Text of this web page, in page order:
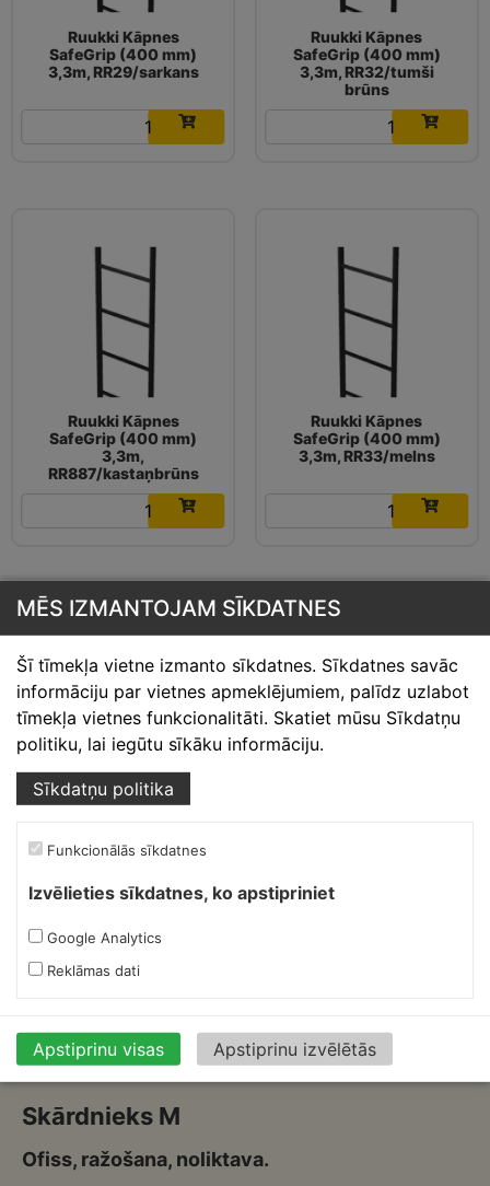
Ruukki Kāpnes
SafeGrip (400 mm)
3,3m, RR29/sarkans
99.64€
Ruukki Kāpnes
SafeGrip (400 mm)
3,3m, RR32/tumši
brūns
99.64€
Ruukki Kāpnes
SafeGrip (400 mm)
3,3m,
RR887/kastaņbrūns
99.64€
Ruukki Kāpnes
SafeGrip (400 mm)
3,3m, RR33/melns
99.64€
Ruukki Kāpnes
3,3m, RR750/māla
sarkans
99.64€
Skārdnieks M
Ofiss, ražošana, noliktava.
MĒS IZMANTOJAM SĪKDATNES
Šī tīmekļa vietne izmanto sīkdatnes. Sīkdatnes savāc
informāciju par vietnes apmeklējumiem, palīdz uzlabot
tīmekļa vietnes funkcionalitāti. Skatiet mūsu Sīkdatņu
politiku, lai iegūtu sīkāku informāciju.
Sīkdatņu politika
Funkcionālās sīkdatnes
Izvēlieties sīkdatnes, ko apstipriniet
Google Analytics
Reklāmas dati
Apstiprinu visas Apstiprinu izvēlētās